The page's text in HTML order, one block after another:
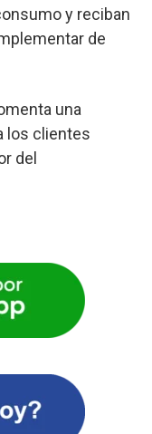
y reciban
de
una
los clientes
del